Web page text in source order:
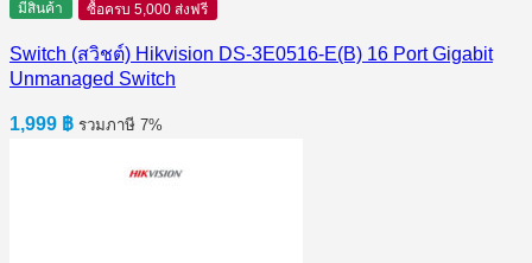
มีสินค้า ซื้อครบ 5,000 ส่งฟรี
Switch (สวิชต์) Hikvision DS-3E0516-E(B) 16 Port Gigabit
Unmanaged Switch
1,999 ฿ รวมภาษี 7%